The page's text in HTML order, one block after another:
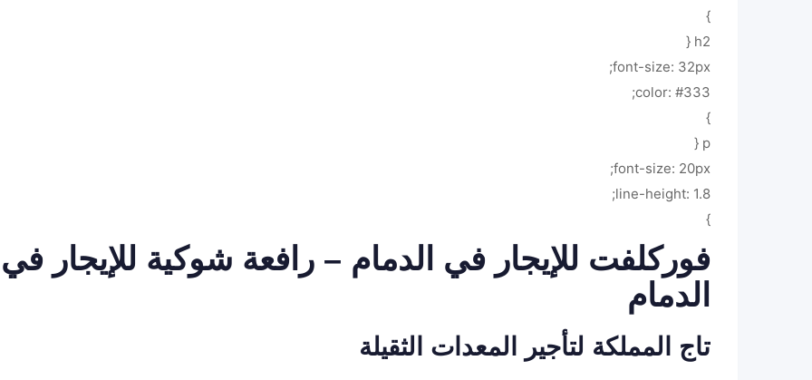
}
h2 {
font-size: 32px;
color: #333;
}
p {
font-size: 20px;
line-height: 1.8;
}
فوركلفت للإيجار في الدمام – رافعة شوكية للإيجار في
الدمام
تاج المملكة لتأجير المعدات الثقيلة